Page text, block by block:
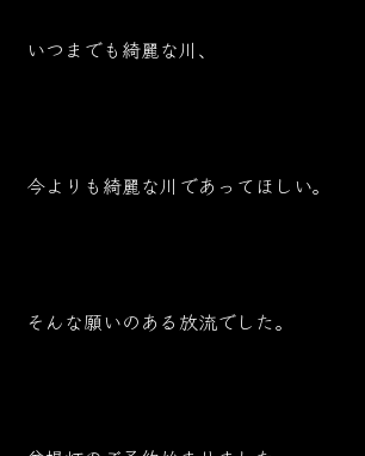
いつまでも綺麗な川、
今よりも綺麗な川であってほしい。
そんな願いのある放流でした。